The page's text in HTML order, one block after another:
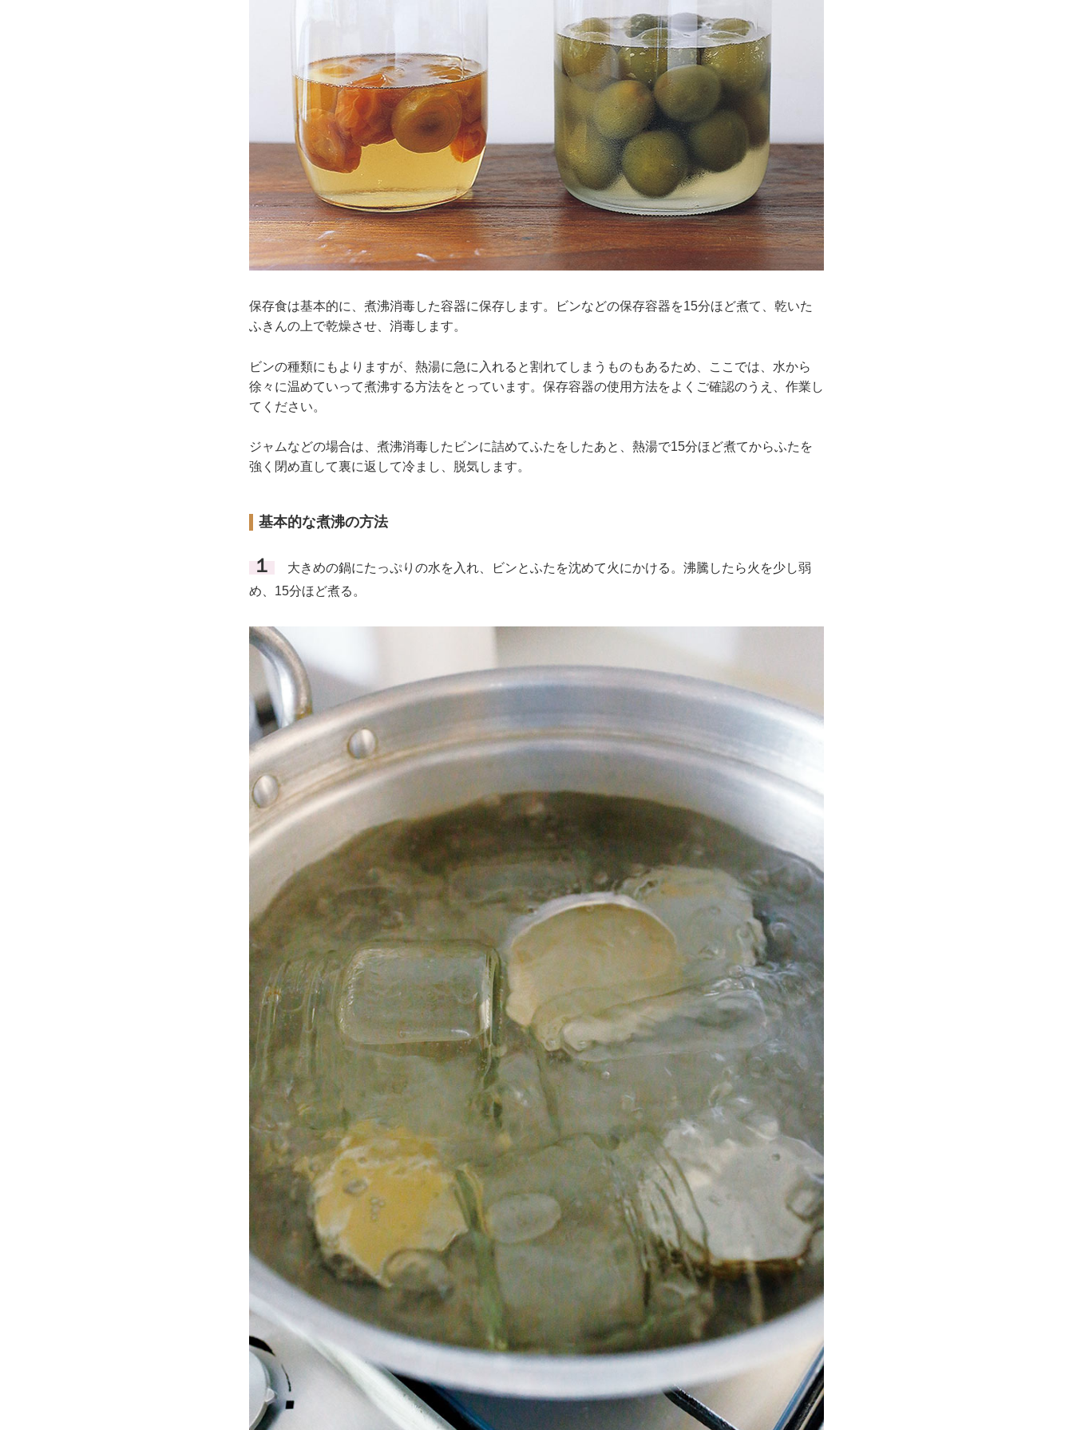
保存食は基本的に、煮沸消毒した容器に保存します。ビンなどの保存容器を15分ほど煮て、乾いた
ふきんの上で乾燥させ、消毒します。
ビンの種類にもよりますが、熱湯に急に入れると割れてしまうものもあるため、ここでは、水から
徐々に温めていって煮沸する方法をとっています。保存容器の使用方法をよくご確認のうえ、作業し
てください。
ジャムなどの場合は、煮沸消毒したビンに詰めてふたをしたあと、熱湯で15分ほど煮てからふたを
強く閉め直して裏に返して冷まし、脱気します。
基本的な煮沸の方法
１
大きめの鍋にたっぷりの水を入れ、ビンとふたを沈めて火にかける。沸騰したら火を少し弱
め、15分ほど煮る。